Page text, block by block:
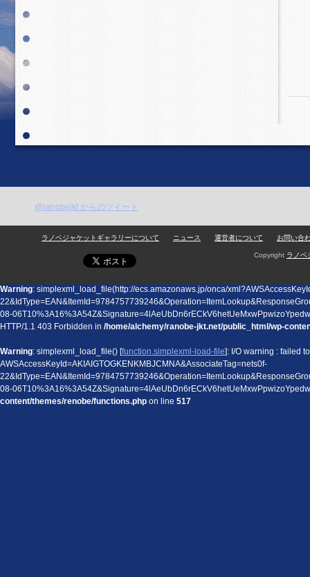
@ranobejkt からのツイート
ラノベジャケットギャラリーについて ニュース 運営者について お問い合
Copyright ラノベ
Warning: simplexml_load_file(http://ecs.amazonaws.jp/onca/
08-
HTTP/1.1 403 Forbidden in /home/alchemy/ranobe-jkt.net/public_html/wp-
Warning: simplexml_load_file() [function.simplexml-load-file]: I/O warning : failed
AWSAccessKeyId=AKIAIGTOGKENKMBJCMNA&AssociateTag=nets0f-
08-
content/themes/renobe/functions.php on line 517